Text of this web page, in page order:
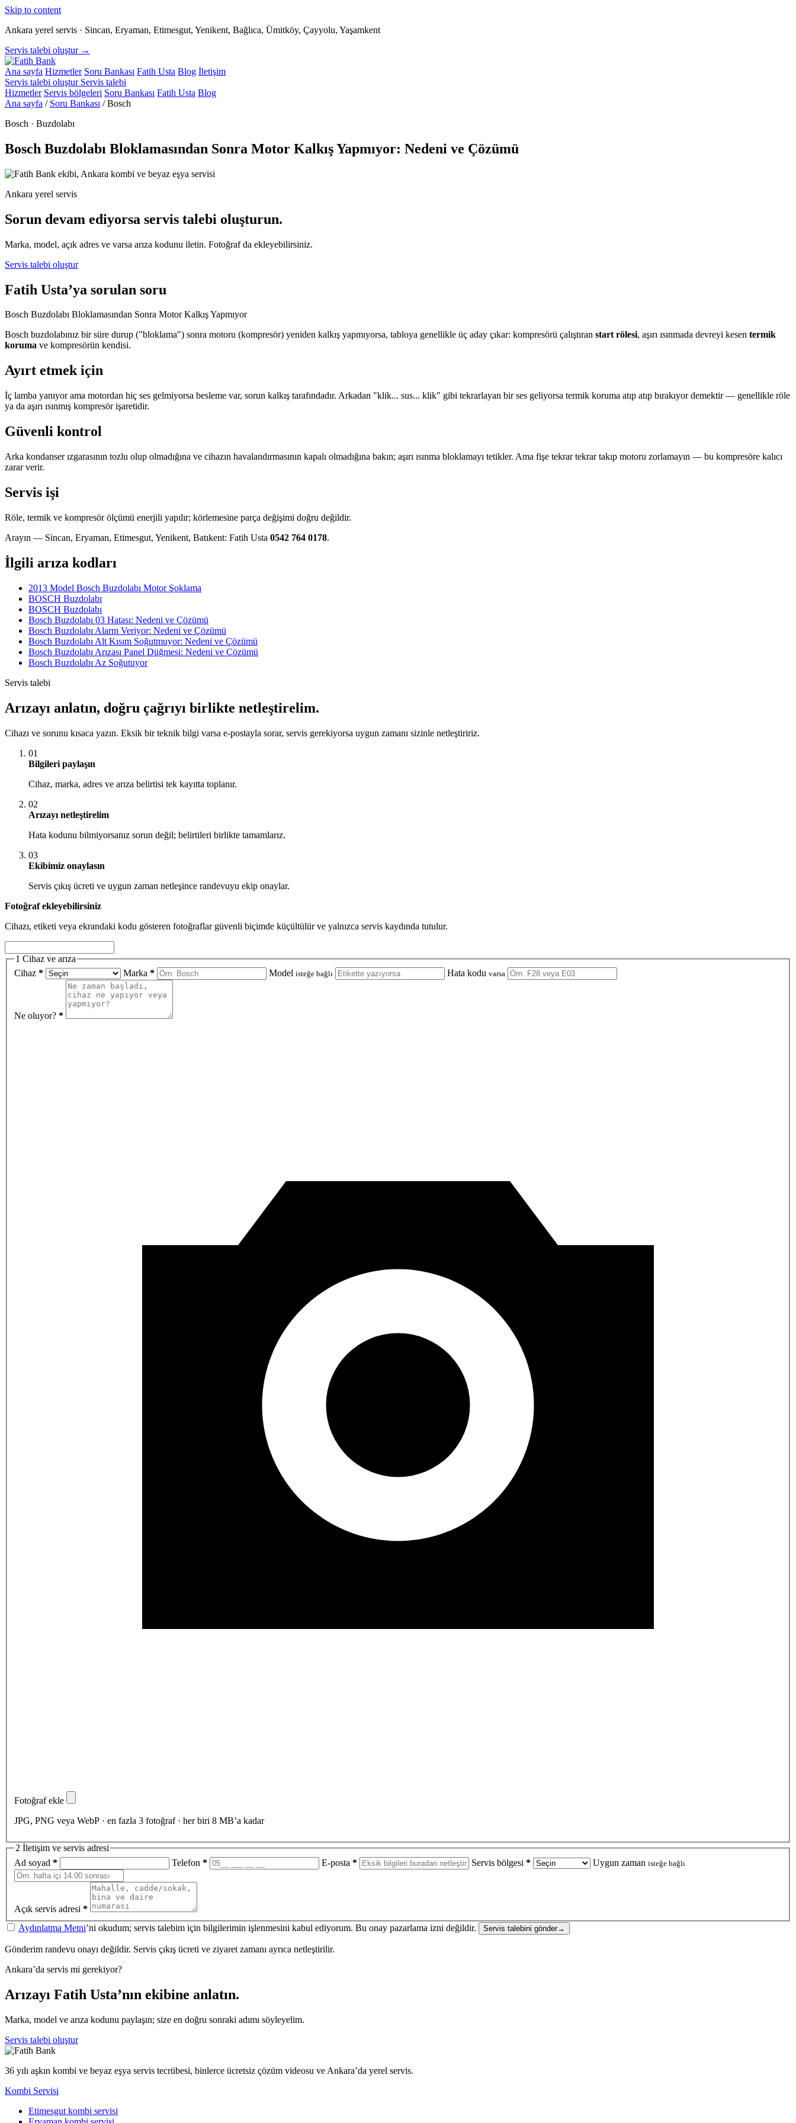
Skip to content
Ankara yerel servis · Sincan, Eryaman, Etimesgut, Yenikent, Bağlıca, Ümitköy, Çayyolu, Yaşamkent
Servis talebi oluştur →
Ana sayfa Hizmetler Soru Bankası Fatih Usta Blog İletişim
Servis talebi oluştur Servis talebi
Hizmetler Servis bölgeleri Soru Bankası Fatih Usta Blog
Ana sayfa / Soru Bankası / Bosch
Bosch · Buzdolabı
Bosch Buzdolabı Bloklamasından Sonra Motor Kalkış Yapmıyor: Nedeni ve Çözümü
Ankara yerel servis
Sorun devam ediyorsa servis talebi oluşturun.
Marka, model, açık adres ve varsa arıza kodunu iletin. Fotoğraf da ekleyebilirsiniz.
Servis talebi oluştur
Fatih Usta’ya sorulan soru
Bosch Buzdolabı Bloklamasından Sonra Motor Kalkış Yapmıyor
Bosch buzdolabınız bir süre durup ("bloklama") sonra motoru (kompresör) yeniden kalkış yapmıyorsa, tabloya genellikle üç aday çıkar: kompresörü çalıştıran start rölesi, aşırı ısınmada devreyi kesen termik
koruma ve kompresörün kendisi.
Ayırt etmek için
İç lamba yanıyor ama motordan hiç ses gelmiyorsa besleme var, sorun kalkış tarafındadır. Arkadan "klik... sus... klik" gibi tekrarlayan bir ses geliyorsa termik koruma atıp atıp bırakıyor demektir — genellikle röle
ya da aşırı ısınmış kompresör işaretidir.
Güvenli kontrol
Arka kondanser ızgarasının tozlu olup olmadığına ve cihazın havalandırmasının kapalı olmadığına bakın; aşırı ısınma bloklamayı tetikler. Ama fişe tekrar tekrar takıp motoru zorlamayın — bu kompresöre kalıcı
zarar verir.
Servis işi
Röle, termik ve kompresör ölçümü enerjili yapılır; körlemesine parça değişimi doğru değildir.
Arayın — Sincan, Eryaman, Etimesgut, Yenikent, Batıkent: Fatih Usta 0542 764 0178.
İlgili arıza kodları
2013 Model Bosch Buzdolabı Motor Şoklama
BOSCH Buzdolabı
BOSCH Buzdolabı
Bosch Buzdolabı 03 Hatası: Nedeni ve Çözümü
Bosch Buzdolabı Alarm Veriyor: Nedeni ve Çözümü
Bosch Buzdolabı Alt Kısım Soğutmuyor: Nedeni ve Çözümü
Bosch Buzdolabı Arızası Panel Düğmesi: Nedeni ve Çözümü
Bosch Buzdolabı Az Soğutuyor
Servis talebi
Arızayı anlatın, doğru çağrıyı birlikte netleştirelim.
Cihazı ve sorunu kısaca yazın. Eksik bir teknik bilgi varsa e-postayla sorar, servis gerekiyorsa uygun zamanı sizinle netleştiririz.
01
Bilgileri paylaşın
Cihaz, marka, adres ve arıza belirtisi tek kayıtta toplanır.
02
Arızayı netleştirelim
Hata kodunu bilmiyorsanız sorun değil; belirtileri birlikte tamamlarız.
03
Ekibimiz onaylasın
Servis çıkış ücreti ve uygun zaman netleşince randevuyu ekip onaylar.
Fotoğraf ekleyebilirsiniz
Cihazı, etiketi veya ekrandaki kodu gösteren fotoğraflar güvenli biçimde küçültülür ve yalnızca servis kaydında tutulur.
1 Cihaz ve arıza
Cihaz * Marka * Model isteğe bağlı Hata kodu varsa
Ne oluyor? *
Fotoğraf ekle
JPG, PNG veya WebP · en fazla 3 fotoğraf · her biri 8 MB’a kadar
2 İletişim ve servis adresi
Ad soyad * Telefon * E-posta * Servis bölgesi * Uygun zaman isteğe bağlı
Açık servis adresi *
Aydınlatma Metni’ni okudum; servis talebim için bilgilerimin işlenmesini kabul ediyorum. Bu onay pazarlama izni değildir. Servis talebini gönder→
Gönderim randevu onayı değildir. Servis çıkış ücreti ve ziyaret zamanı ayrıca netleştirilir.
Ankara’da servis mi gerekiyor?
Arızayı Fatih Usta’nın ekibine anlatın.
Marka, model ve arıza kodunu paylaşın; size en doğru sonraki adımı söyleyelim.
Servis talebi oluştur
36 yılı aşkın kombi ve beyaz eşya servis tecrübesi, binlerce ücretsiz çözüm videosu ve Ankara’da yerel servis.
Kombi Servisi
Etimesgut kombi servisi